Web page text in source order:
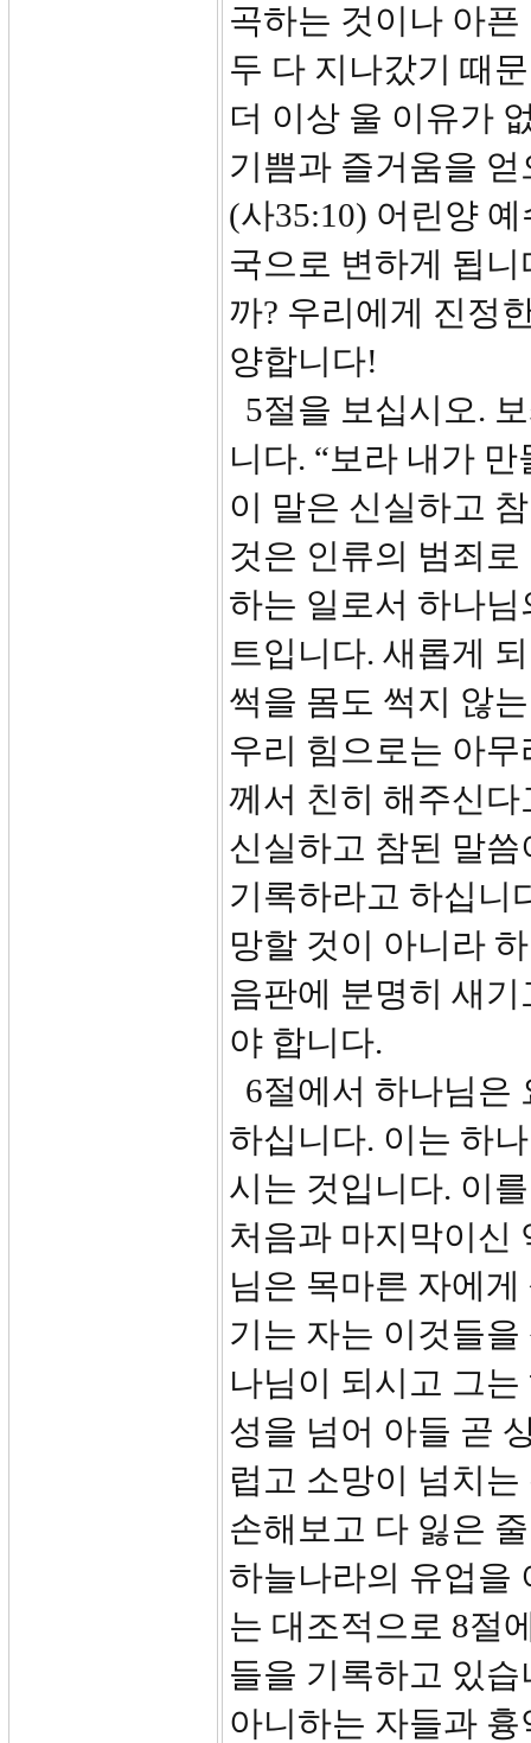
곡하는 것이나 아
두 다 지나갔기 때
더 이상 울 이유가
기쁨과 즐거움을
(사35:10) 어린양
국으로 변하게 됩
까? 우리에게 진정
양합니다!
5절을 보십시오.
니다. “보라 내가
이 말은 신실하고
것은 인류의 범죄
하는 일로서 하나
트입니다. 새롭게
썩을 몸도 썩지 않
우리 힘으로는 아
께서 친히 해주신
신실하고 참된 말
기록하라고 하십니
망할 것이 아니라
음판에 분명히 새
야 합니다.
6절에서 하나님은
하십니다. 이는 하
시는 것입니다. 이
처음과 마지막이신
님은 목마른 자에
기는 자는 이것들
나님이 되시고 그
성을 넘어 아들 곧
럽고 소망이 넘치
손해보고 다 잃은
하늘나라의 유업을
는 대조적으로 8절
들을 기록하고 있
아니하는 자들과